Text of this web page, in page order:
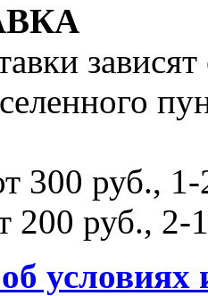
300 руб.,
200 руб., 2-
условиях